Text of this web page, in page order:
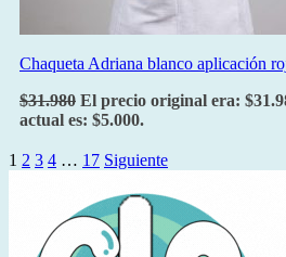
Chaqueta Adriana blanco aplicación
$31.980 El precio original era:
actual es: $5.000.
1 2 3 4 … 17 Siguiente